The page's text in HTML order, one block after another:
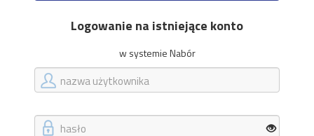
Logowanie na istniejące konto
w systemie Nabór